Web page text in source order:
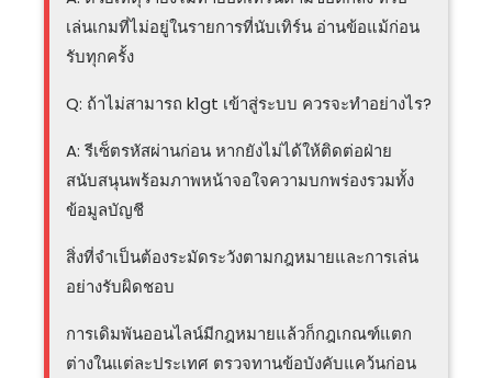
เล่นเกมที่ไม่อยู่ในรายการที่นับเทิร์น อ่านข้อแม้ก่อน
รับทุกครั้ง
Q: ถ้าไม่สามารถ k1gt เข้าสู่ระบบ ควรจะทำอย่างไร?
A: รีเซ็ตรหัสผ่านก่อน หากยังไม่ได้ให้ติดต่อฝ่าย
สนับสนุนพร้อมภาพหน้าจอใจความบกพร่องรวมทั้ง
ข้อมูลบัญชี
สิ่งที่จำเป็นต้องระมัดระวังตามกฎหมายและการเล่น
อย่างรับผิดชอบ
การเดิมพันออนไลน์มีกฎหมายแล้วก็กฎเกณฑ์แตก
ต่างในแต่ละประเทศ ตรวจทานข้อบังคับแคว้นก่อน